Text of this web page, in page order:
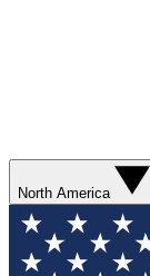
North America